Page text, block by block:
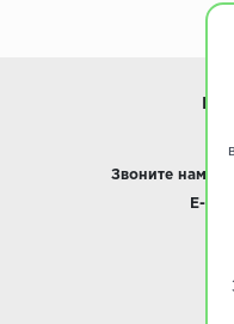
Звоните нам: 8
E-mail:
О